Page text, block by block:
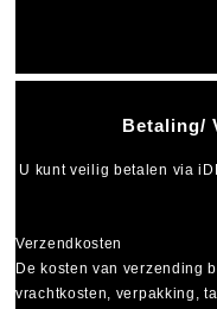
Betaling/
U kunt veilig betalen via
Verzendkosten
De kosten van verzending
vrachtkosten, verpakking,